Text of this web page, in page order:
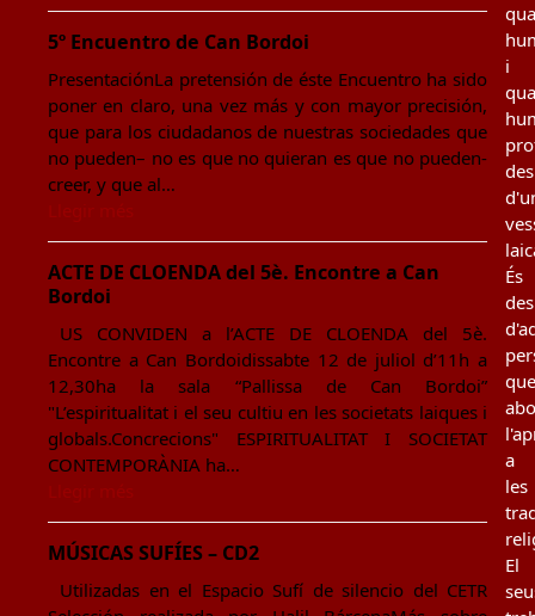
5º Encuentro de Can Bordoi
PresentaciónLa pretensión de éste Encuentro ha sido
poner en claro, una vez más y con mayor precisión,
que para los ciudadanos de nuestras sociedades que
no pueden– no es que no quieran es que no pueden-
creer, y que al…
ACTE DE CLOENDA del 5è. Encontre a Can
Bordoi
US CONVIDEN a l’ACTE DE CLOENDA del 5è.
Encontre a Can Bordoidissabte 12 de juliol d’11h a
12,30ha la sala “Pallissa de Can Bordoi”
"L’espiritualitat i el seu cultiu en les societats laiques i
globals.Concrecions" ESPIRITUALITAT I SOCIETAT
CONTEMPORÀNIA ha…
MÚSICAS SUFÍES – CD2
Utilizadas en el Espacio Sufí de silencio del CETR
i
des
És
des
que
a
les
El